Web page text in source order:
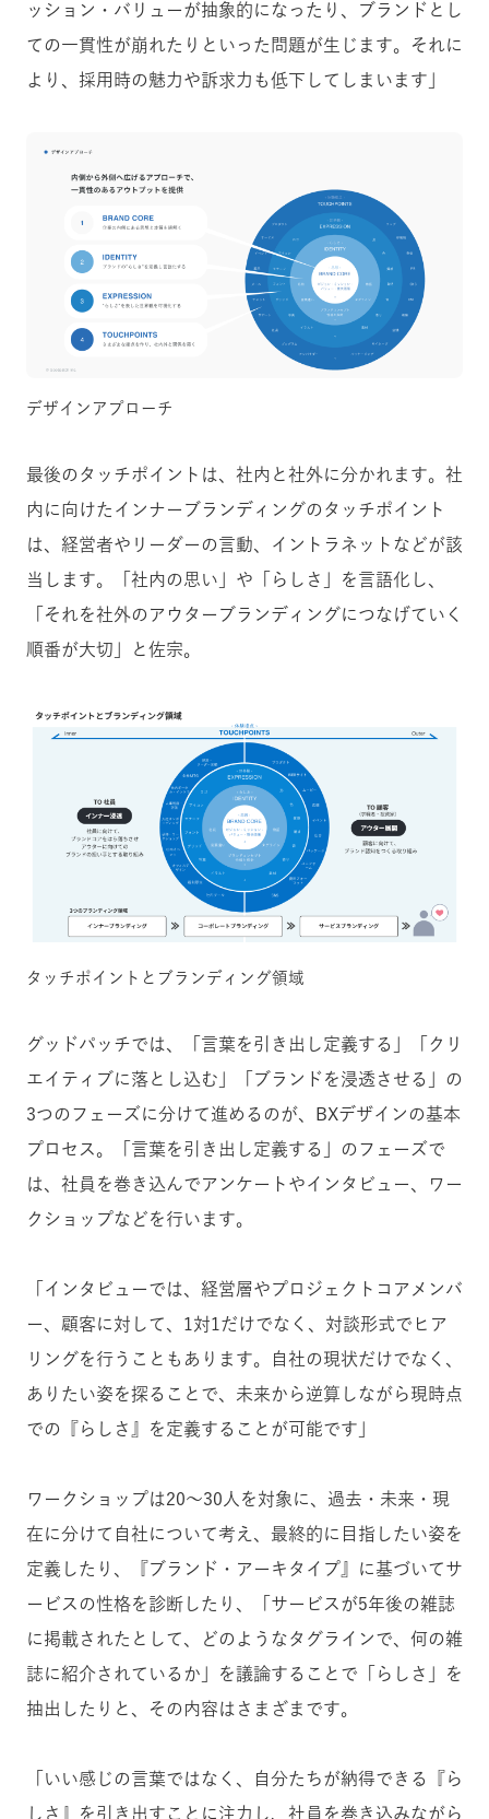
ッション・バリューが抽象的になったり、ブランドとし
ての一貫性が崩れたりといった問題が生じます。それに
より、採用時の魅力や訴求力も低下してしまいます」
デザインアプローチ
最後のタッチポイントは、社内と社外に分かれます。社
内に向けたインナーブランディングのタッチポイント
は、経営者やリーダーの言動、イントラネットなどが該
当します。「社内の思い」や「らしさ」を言語化し、
「それを社外のアウターブランディングにつなげていく
順番が大切」と佐宗。
タッチポイントとブランディング領域
グッドパッチでは、「言葉を引き出し定義する」「クリ
エイティブに落とし込む」「ブランドを浸透させる」の
3つのフェーズに分けて進めるのが、BXデザインの基本
プロセス。「言葉を引き出し定義する」のフェーズで
は、社員を巻き込んでアンケートやインタビュー、ワー
クショップなどを行います。
「インタビューでは、経営層やプロジェクトコアメンバ
ー、顧客に対して、1対1だけでなく、対談形式でヒア
リングを行うこともあります。自社の現状だけでなく、
ありたい姿を探ることで、未来から逆算しながら現時点
での『らしさ』を定義することが可能です」
ワークショップは20〜30人を対象に、過去・未来・現
在に分けて自社について考え、最終的に目指したい姿を
定義したり、『ブランド・アーキタイプ』に基づいてサ
ービスの性格を診断したり、「サービスが5年後の雑誌
に掲載されたとして、どのようなタグラインで、何の雑
誌に紹介されているか」を議論することで「らしさ」を
抽出したりと、その内容はさまざまです。
「いい感じの言葉ではなく、自分たちが納得できる『ら
しさ』を引き出すことに注力し、社員を巻き込みながら